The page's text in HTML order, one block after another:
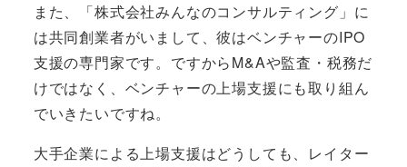
また、「株式会社みんなのコンサルティング」に
は共同創業者がいまして、彼はベンチャーのIPO
支援の専門家です。ですからM&Aや監査・税務だ
けではなく、ベンチャーの上場支援にも取り組ん
でいきたいですね。
大手企業による上場支援はどうしても、レイター